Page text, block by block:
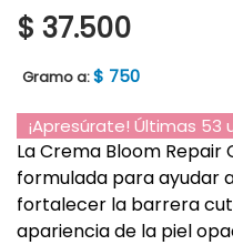
$ 37.500
Gramo a:$ 750
¡Apresúrate! Últimas 53
La Crema Bloom
formulada para ayudar
fortalecer la barrera
apariencia de la piel